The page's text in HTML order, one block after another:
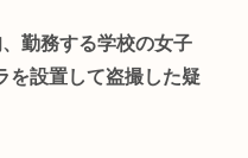
勤務する学校の女子
を設置して盗撮した疑